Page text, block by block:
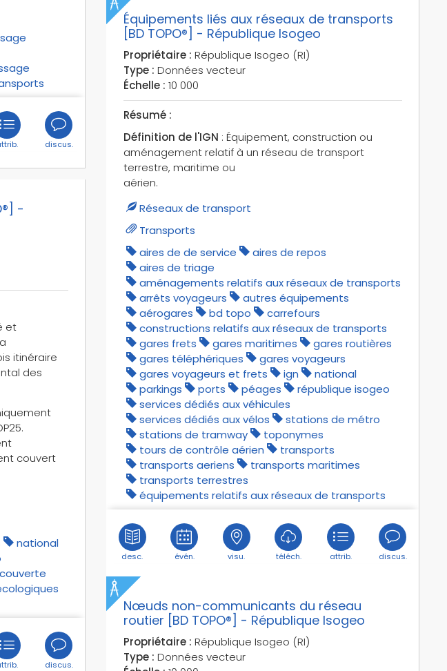
discus.
-
et
itinéraire
des
couvert
national
discus.
Équipements liés aux réseaux de transports
[BD TOPO®] - République Isogeo
Propriétaire : République Isogeo (RI)
Type : Données vecteur
Échelle : 10 000
Résumé :
Définition de l'IGN : Équipement, construction ou
aménagement relatif à un réseau de transport
terrestre, maritime ou
aérien.
Réseaux de transport
Transports
aires de de service
aires de repos
aires de triage
aménagements relatifs aux réseaux de transports
arrêts voyageurs
autres équipements
aérogares
bd topo
carrefours
constructions relatifs aux réseaux de transports
gares frets
gares maritimes
gares routières
gares téléphériques
gares voyageurs
gares voyageurs et frets
ign
national
parkings
ports péages
république isogeo
services dédiés aux véhicules
services dédiés aux vélos
stations de métro
stations de tramway
toponymes
tours de contrôle aérien
transports
transports aeriens
transports maritimes
transports terrestres
équipements relatifs aux réseaux de transports
desc. évén. visu. téléch. attrib. discus.
Nœuds non-communicants du réseau
routier [BD TOPO®] - République Isogeo
Propriétaire : République Isogeo (RI)
Type : Données vecteur